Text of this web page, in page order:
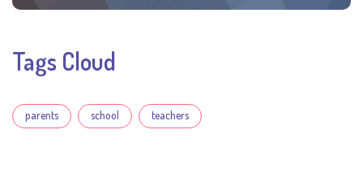
Tags Cloud
parents school teachers